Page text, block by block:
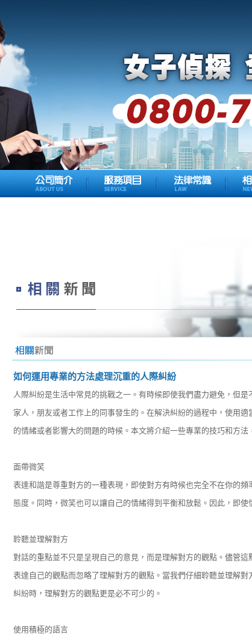
如何運用專業的方法處理沉重的人際糾紛
人際糾紛是生活中常見的挑戰之一。有時候即使我們盡力避免，但
家人，朋友或者工作上的同事發生的。在解決糾紛的過程中，使用
的情緒或者影響大的問題的時候。本文將介紹一些專業的技巧和方法
面帶微笑
表達和諧是尊重對方的一種表現，即使對方有時候也完全不在你的
態度。同時，微笑也可以讓自己的情緒得到平衡和放鬆。因此，即
聆聽並理解對方
對話的重點並不只是呈現自己的意見，而是理解對方的觀點。儘管
表達自己的觀點而忽略了理解對方的觀點。當我們仔細聆聽並理解
糾紛時，理解對方的觀點更是必不可少的。
使用積極的語言